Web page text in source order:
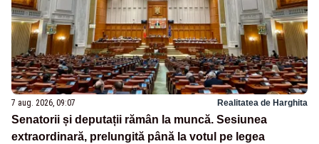
7 aug. 2026, 09:07 Realitatea de Harghita
Senatorii și deputații rămân la muncă. Sesiunea
extraordinară, prelungită până la votul pe legea